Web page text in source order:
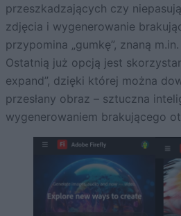
przeszkadzających czy
zdjęcia i wygenerowanie
przypomina „gumkę”, znaną
Ostatnią już opcją jest
expand”, dzięki której można
przesłany obraz – sztuczna
wygenerowaniem brakującego